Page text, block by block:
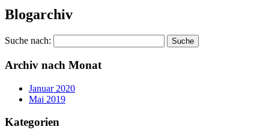
Blogarchiv
Suche nach:
Archiv nach Monat
Januar 2020
Mai 2019
Kategorien